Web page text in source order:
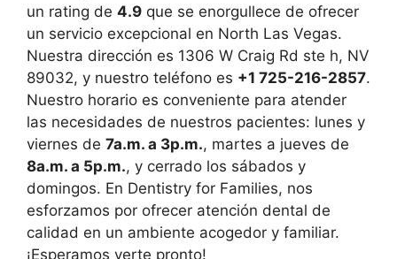
un rating de 4.9 que se enorgullece de ofrecer
un servicio excepcional en North Las Vegas.
Nuestra dirección es 1306 W Craig Rd ste h, NV
89032, y nuestro teléfono es +1 725-216-2857.
Nuestro horario es conveniente para atender
las necesidades de nuestros pacientes: lunes y
viernes de 7a.m. a 3p.m., martes a jueves de
8a.m. a 5p.m., y cerrado los sábados y
domingos. En Dentistry for Families, nos
esforzamos por ofrecer atención dental de
calidad en un ambiente acogedor y familiar.
¡Esperamos verte pronto!